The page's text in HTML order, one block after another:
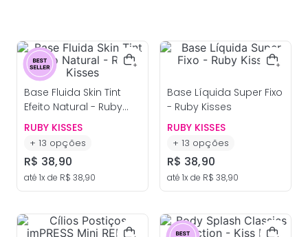
Base Fluida Skin Tint
Efeito Natural - Ruby
Kisses
RUBY KISSES
+13 opções
R$ 38,90
até 1x de R$ 38,90
Base Líquida Super Fixo
- Ruby Kisses
RUBY KISSES
+13 opções
R$ 38,90
até 1x de R$ 38,90